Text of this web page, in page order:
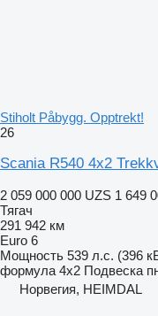
Stiholt Påbygg. Opptrekt!
26
Scania R540 4x2
2 059 000 000 UZS 1 649
Тягач
291 942 км
Euro 6
Мощность 539 л.с. (396
формула 4x2 Подвеска
Норвегия, HEIMDAL